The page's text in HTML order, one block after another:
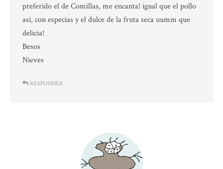
preferido el de Comillas, me encanta! igual que el pollo
así, con especias y el dulce de la fruta seca uumm que
delicia!
Besos
Nieves
RESPONDER